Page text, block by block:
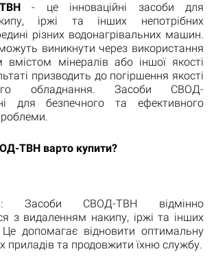
- це інноваційні засоби для
іржі та інших непотрібних
різних водонагрівальних машин.
виникнути через використання
мінералів або іншої якості
призводить до погіршення якості
обладнання. Засоби СВОД-
для безпечного та ефективного
ТВН варто купити?
: Засоби СВОД-ТВН відмінно
з видаленням накипу, іржі та інших
Це допомагає відновити оптимальну
приладів та продовжити їхню службу.